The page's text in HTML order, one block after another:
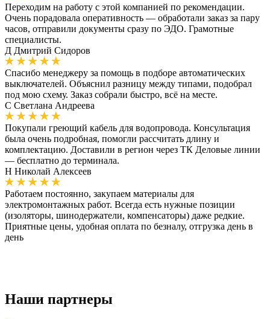
Переходим на работу с этой компанией по рекомендации.
Очень порадовала оперативность — обработали заказ за пару
часов, отправили документы сразу по ЭДО. Грамотные
специалисты.
Д Дмитрий Сидоров
Спасибо менеджеру за помощь в подборе автоматических
выключателей. Объяснил разницу между типами, подобрал
под мою схему. Заказ собрали быстро, всё на месте.
С Светлана Андреева
Покупали греющий кабель для водопровода. Консультация
была очень подробная, помогли рассчитать длину и
комплектацию. Доставили в регион через ТК Деловые линии
— бесплатно до терминала.
Н Николай Алексеев
Работаем постоянно, закупаем материалы для
электромонтажных работ. Всегда есть нужные позиции
(изоляторы, шинодержатели, компенсаторы) даже редкие.
Приятные цены, удобная оплата по безналу, отгрузка день в
день
Наши партнеры